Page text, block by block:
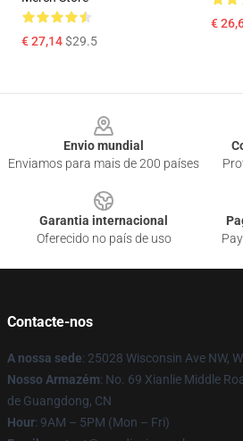
€ 27,14$29.5
€
Envio mundial
Enviamos para mais de 200 países
Garantia internacional
Oferecido no país de uso
Contacte-nos
A nossa sede: 25028 Wisconsin Ave NW,
Nosso Armazém: No. 69 Xianlie Middle
de Guangdong, CN
Hour: 9AM – 5PM (Mon – Fri)